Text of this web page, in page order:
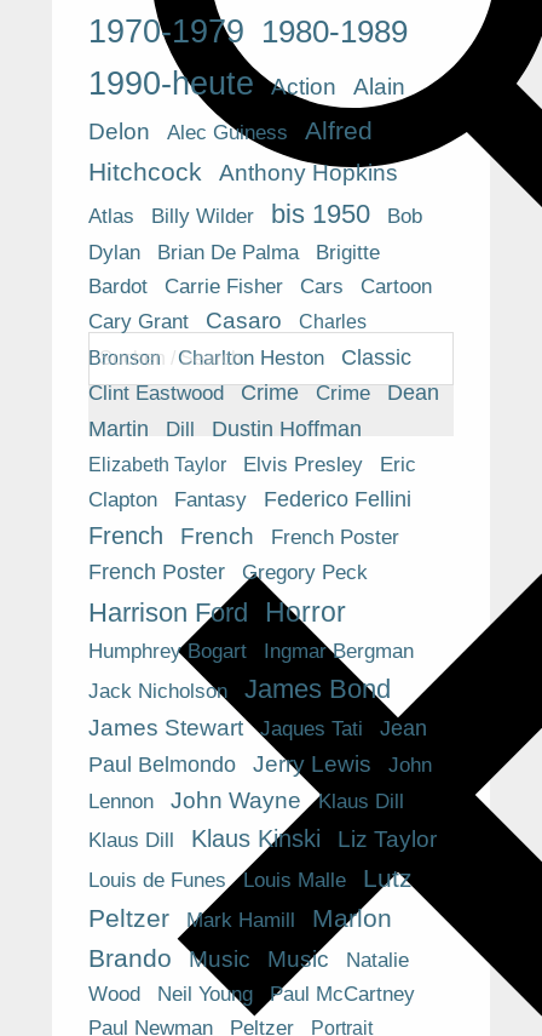
1970-1979 1980-1989
1990-heute
Action
Alain
Delon
Alec Guiness
Alfred
Hitchcock
Anthony Hopkins
Atlas Billy Wilder bis 1950
Bob
Dylan
Brian De Palma
Brigitte
Bardot
Carrie Fisher Cars
Cartoon
Cary Grant
Casaro
Charles
Bronson
Charlton Heston Classic
Clint Eastwood Crime Crime
Dean
Martin
Dill Dustin Hoffman
Elizabeth Taylor Elvis Presley
Eric
Clapton
Fantasy Federico Fellini
French French
French Poster
French Poster
Gregory Peck
Harrison Ford Horror
Humphrey Bogart
Ingmar Bergman
Jack Nicholson
James Bond
James Stewart Jaques Tati
Jean
Paul Belmondo
Jerry Lewis
John
Lennon
John Wayne Klaus Dill
Klaus Dill Klaus Kinski Liz Taylor
Louis de Funes Louis Malle
Lutz
Peltzer
Mark Hamill
Marlon
Brando
Music Music
Natalie
Wood
Neil Young
Paul McCartney
Paul Newman
Peltzer Portrait